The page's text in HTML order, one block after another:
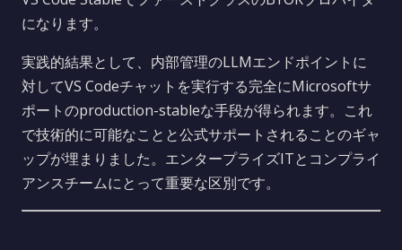
になります。
実践的結果として、内部管理のLLMエンドポイントに
対してVS Codeチャットを実行する完全にMicrosoftサ
ポートのproduction-stableな手段が得られます。これ
で技術的に可能なことと公式サポートされることのギャ
ップが埋まりました。エンタープライズITとコンプライ
アンスチームにとって重要な区別です。